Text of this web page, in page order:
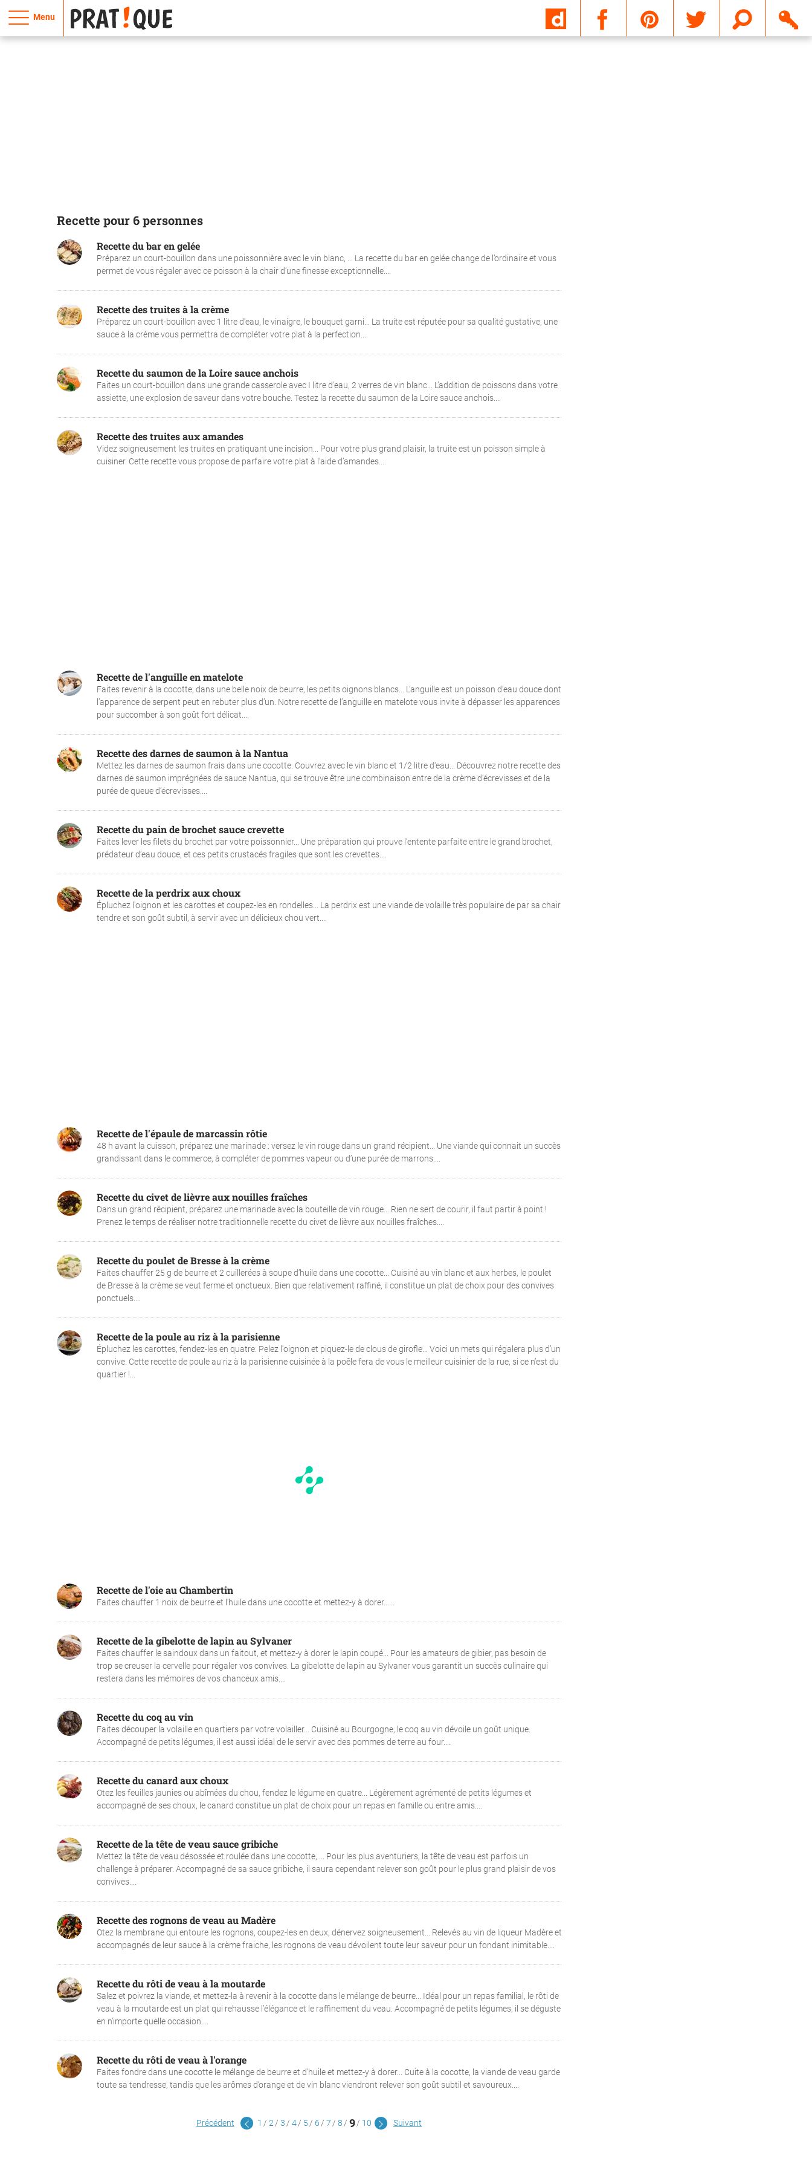
Menu
Recette pour 6 personnes
Recette du bar en gelée
Préparez un court-bouillon dans une poissonnière avec le vin blanc, ... La recette du bar en gelée change de l’ordinaire et vous
permet de vous régaler avec ce poisson à la chair d’une finesse exceptionnelle....
Recette des truites à la crème
Préparez un court-bouillon avec 1 litre d'eau, le vinaigre, le bouquet garni... La truite est réputée pour sa qualité gustative, une
sauce à la crème vous permettra de compléter votre plat à la perfection....
Recette du saumon de la Loire sauce anchois
Faites un court-bouillon dans une grande casserole avec I litre d'eau, 2 verres de vin blanc... L’addition de poissons dans votre
assiette, une explosion de saveur dans votre bouche. Testez la recette du saumon de la Loire sauce anchois....
Recette des truites aux amandes
Videz soigneusement les truites en pratiquant une incision... Pour votre plus grand plaisir, la truite est un poisson simple à
cuisiner. Cette recette vous propose de parfaire votre plat à l’aide d’amandes....
Recette de l'anguille en matelote
Faites revenir à la cocotte, dans une belle noix de beurre, les petits oignons blancs... L’anguille est un poisson d’eau douce dont
l’apparence de serpent peut en rebuter plus d’un. Notre recette de l’anguille en matelote vous invite à dépasser les apparences
pour succomber à son goût fort délicat....
Recette des darnes de saumon à la Nantua
Mettez les darnes de saumon frais dans une cocotte. Couvrez avec le vin blanc et 1/2 litre d'eau... Découvrez notre recette des
darnes de saumon imprégnées de sauce Nantua, qui se trouve être une combinaison entre de la crème d’écrevisses et de la
purée de queue d’écrevisses....
Recette du pain de brochet sauce crevette
Faites lever les filets du brochet par votre poissonnier... Une préparation qui prouve l’entente parfaite entre le grand brochet,
prédateur d’eau douce, et ces petits crustacés fragiles que sont les crevettes....
Recette de la perdrix aux choux
Épluchez l'oignon et les carottes et coupez-les en rondelles... La perdrix est une viande de volaille très populaire de par sa chair
tendre et son goût subtil, à servir avec un délicieux chou vert....
Recette de l'épaule de marcassin rôtie
48 h avant la cuisson, préparez une marinade : versez le vin rouge dans un grand récipient... Une viande qui connait un succès
grandissant dans le commerce, à compléter de pommes vapeur ou d’une purée de marrons....
Recette du civet de lièvre aux nouilles fraîches
Dans un grand récipient, préparez une marinade avec la bouteille de vin rouge... Rien ne sert de courir, il faut partir à point !
Prenez le temps de réaliser notre traditionnelle recette du civet de lièvre aux nouilles fraîches....
Recette du poulet de Bresse à la crème
Faites chauffer 25 g de beurre et 2 cuillerées à soupe d'huile dans une cocotte... Cuisiné au vin blanc et aux herbes, le poulet
de Bresse à la crème se veut ferme et onctueux. Bien que relativement raffiné, il constitue un plat de choix pour des convives
ponctuels....
Recette de la poule au riz à la parisienne
Épluchez les carottes, fendez-les en quatre. Pelez l'oignon et piquez-le de clous de girofle... Voici un mets qui régalera plus d’un
convive. Cette recette de poule au riz à la parisienne cuisinée à la poêle fera de vous le meilleur cuisinier de la rue, si ce n’est du
quartier !...
Recette de l'oie au Chambertin
Faites chauffer 1 noix de beurre et l'huile dans une cocotte et mettez-y à dorer......
Recette de la gibelotte de lapin au Sylvaner
Faites chauffer le saindoux dans un faitout, et mettez-y à dorer le lapin coupé... Pour les amateurs de gibier, pas besoin de
trop se creuser la cervelle pour régaler vos convives. La gibelotte de lapin au Sylvaner vous garantit un succès culinaire qui
restera dans les mémoires de vos chanceux amis....
Recette du coq au vin
Faites découper la volaille en quartiers par votre volailler... Cuisiné au Bourgogne, le coq au vin dévoile un goût unique.
Accompagné de petits légumes, il est aussi idéal de le servir avec des pommes de terre au four....
Recette du canard aux choux
Otez les feuilles jaunies ou abîmées du chou, fendez le légume en quatre... Légèrement agrémenté de petits légumes et
accompagné de ses choux, le canard constitue un plat de choix pour un repas en famille ou entre amis....
Recette de la tête de veau sauce gribiche
Mettez la tête de veau désossée et roulée dans une cocotte, ... Pour les plus aventuriers, la tête de veau est parfois un
challenge à préparer. Accompagné de sa sauce gribiche, il saura cependant relever son goût pour le plus grand plaisir de vos
convives....
Recette des rognons de veau au Madère
Otez la membrane qui entoure les rognons, coupez-les en deux, dénervez soigneusement... Relevés au vin de liqueur Madère et
accompagnés de leur sauce à la crème fraiche, les rognons de veau dévoilent toute leur saveur pour un fondant inimitable....
Recette du rôti de veau à la moutarde
Salez et poivrez la viande, et mettez-la à revenir à la cocotte dans le mélange de beurre... Idéal pour un repas familial, le rôti de
veau à la moutarde est un plat qui rehausse l’élégance et le raffinement du veau. Accompagné de petits légumes, il se déguste
en n’importe quelle occasion....
Recette du rôti de veau à l'orange
Faites fondre dans une cocotte le mélange de beurre et d'huile et mettez-y à dorer... Cuite à la cocotte, la viande de veau garde
toute sa tendresse, tandis que les arômes d’orange et de vin blanc viendront relever son goût subtil et savoureux....
Précédent 1 2 3 4 5 6 7 8 9 10 Suivant